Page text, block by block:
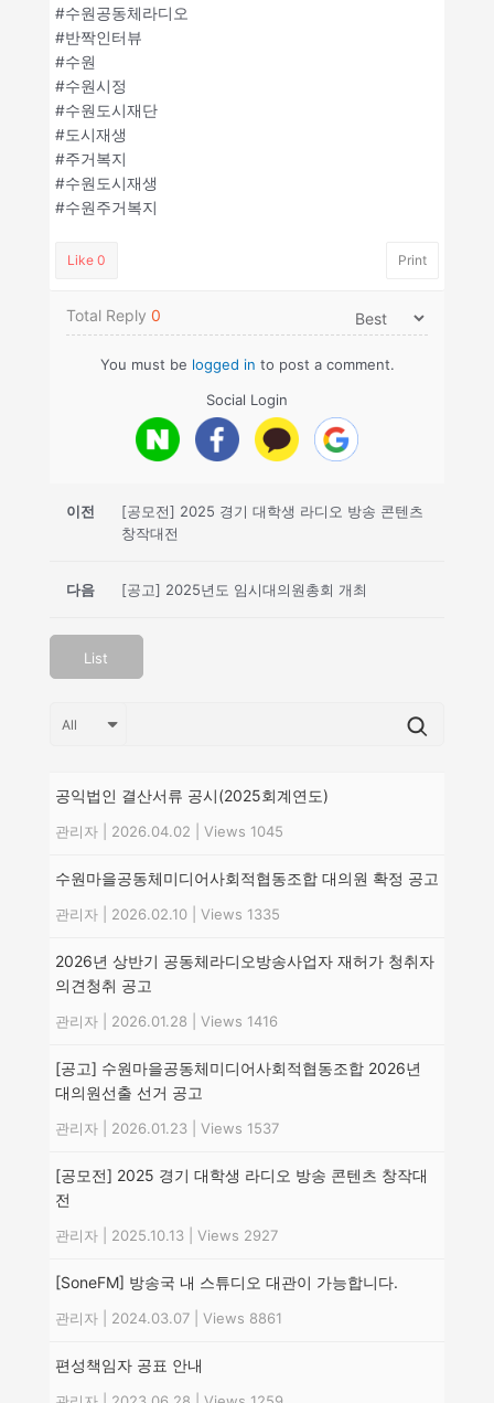
#수원공동체라디오
#반짝인터뷰
#수원
#수원시정
#수원도시재단
#도시재생
#주거복지
#수원도시재생
#수원주거복지
Like 0 Print
Total Reply 0
You must be logged in to post a comment.
Social Login
이전
[공모전] 2025 경기 대학생 라디오 방송 콘텐츠
창작대전
[공고] 2025년도 임시대의원총회 개최
다음
List
공익법인 결산서류 공시(2025회계연도)
관리자 2026.04.02 Views 1045
수원마을공동체미디어사회적협동조합 대의원 확정 공고
관리자 2026.02.10 Views 1335
2026년 상반기 공동체라디오방송사업자 재허가 청취자
의견청취 공고
관리자 2026.01.28 Views 1416
[공고] 수원마을공동체미디어사회적협동조합 2026년
대의원선출 선거 공고
관리자 2026.01.23 Views 1537
[공모전] 2025 경기 대학생 라디오 방송 콘텐츠 창작대
전
관리자 2025.10.13 Views 2927
[SoneFM] 방송국 내 스튜디오 대관이 가능합니다.
관리자 2024.03.07 Views 8861
편성책임자 공표 안내